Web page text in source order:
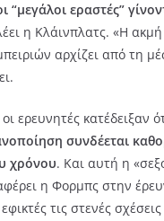
εραστές”
η Κλάινπλατς. «Η
αρχίζει από τη
ερευνητές κατέδειξαν
συνδέεται
χρόνου. Και αυτή η
η Φορμπς στην
τις στενές σχέσεις